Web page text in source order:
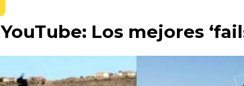
YouTube: Los mejores